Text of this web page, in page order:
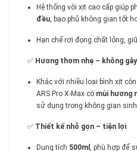
Hệ thống vòi xịt cao cấp giúp
đều, bao phủ không gian tốt
Hạn chế rơi đọng chất lỏng,
✅ Hương thơm nhẹ – không
Khác với nhiều loại bình xịt
ARS Pro X-Max có mùi hương
sử dụng trong không gian
✅ Thiết kế nhỏ gọn – tiện lợi
Dung tích 500ml , phù hợp để